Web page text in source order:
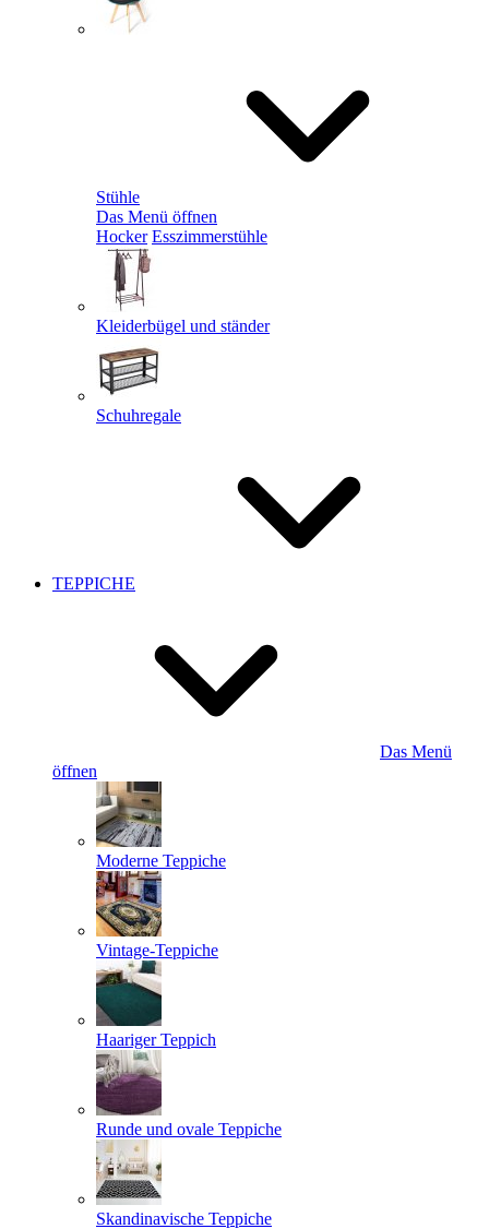
Stühle
Das Menü öffnen
Hocker Esszimmerstühle
Kleiderbügel und ständer
Schuhregale
TEPPICHE
Das Menü
öffnen
Moderne Teppiche
Vintage-Teppiche
Haariger Teppich
Runde und ovale Teppiche
Skandinavische Teppiche